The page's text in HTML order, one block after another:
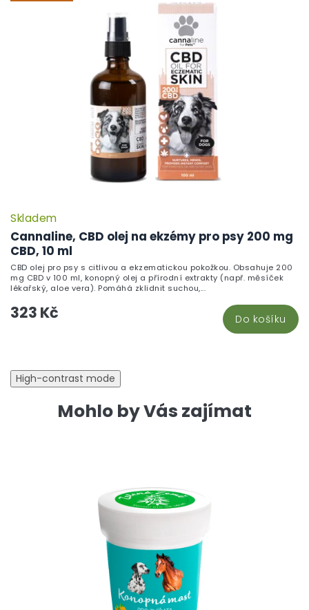
Cannaline, CBD olej na ekzémy pro psy 200 mg
CBD, 10 ml
Skladem
323 Kč Do košíku
CBD olej pro psy s citlivou a ekzematickou pokožkou. Obsahuje 200
mg CBD v 100 ml, konopný olej a přírodní extrakty (např. měsíček
lékařský, aloe vera). Pomáhá zklidnit suchou,...
High-contrast mode
Mohlo by Vás zajímat